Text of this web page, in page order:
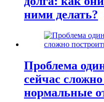
ними делать?
Проблема
сейчас
нормальные